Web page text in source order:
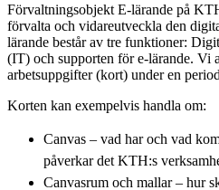
Förvaltningsobjekt E-lärande på
förvalta och vidareutveckla den
lärande består av tre funktioner:
(IT) och supporten för e-lärande. Vi
arbetsuppgifter (kort) under en
Korten kan exempelvis handla om:
Canvas – vad har och vad
påverkar det KTH:s
Canvasrum och mallar – hur